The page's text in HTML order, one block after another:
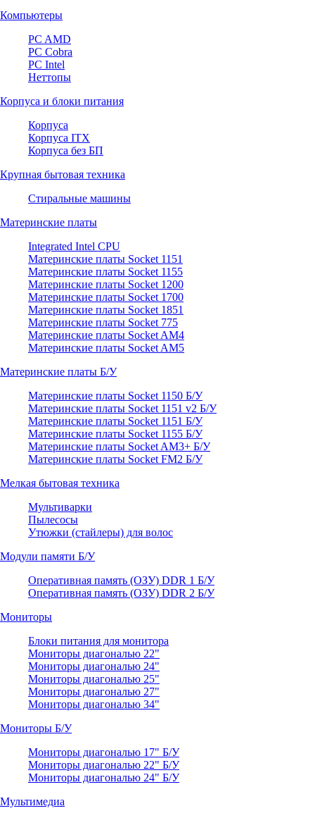
Компьютеры
PC AMD
PC Cobra
PC Intel
Неттопы
Корпуса и блоки питания
Корпуса
Корпуса ITX
Корпуса без БП
Крупная бытовая техника
Стиральные машины
Материнские платы
Integrated Intel CPU
Материнские платы Socket 1151
Материнские платы Socket 1155
Материнские платы Socket 1200
Материнские платы Socket 1700
Материнские платы Socket 1851
Материнские платы Socket 775
Материнские платы Socket AM4
Материнские платы Socket AM5
Материнские платы Б/У
Материнские платы Socket 1150 Б/У
Материнские платы Socket 1151 v2 Б/У
Материнские платы Socket 1151 Б/У
Материнские платы Socket 1155 Б/У
Материнские платы Socket AM3+ Б/У
Материнские платы Socket FM2 Б/У
Мелкая бытовая техника
Мультиварки
Пылесосы
Утюжки (стайлеры) для волос
Модули памяти Б/У
Оперативная память (ОЗУ) DDR 1 Б/У
Оперативная память (ОЗУ) DDR 2 Б/У
Мониторы
Блоки питания для монитора
Мониторы диагональю 22"
Мониторы диагональю 24"
Мониторы диагональю 25"
Мониторы диагональю 27"
Мониторы диагональю 34"
Мониторы Б/У
Мониторы диагональю 17" Б/У
Мониторы диагональю 22" Б/У
Мониторы диагональю 24" Б/У
Мультимедиа